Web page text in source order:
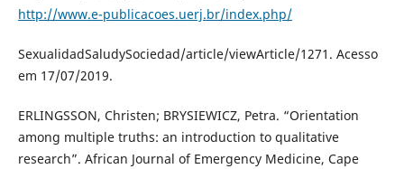
http://www.e-publicacoes.uerj.br/index.php/
SexualidadSaludySociedad/article/viewArticle/1271. Acesso
em 17/07/2019.
ERLINGSSON, Christen; BRYSIEWICZ, Petra. “Orientation
among multiple truths: an introduction to qualitative
research”. African Journal of Emergency Medicine, Cape